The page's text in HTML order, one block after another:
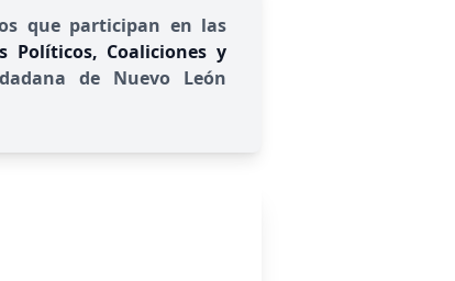
que participan en las
Políticos, Coaliciones y
de Nuevo León